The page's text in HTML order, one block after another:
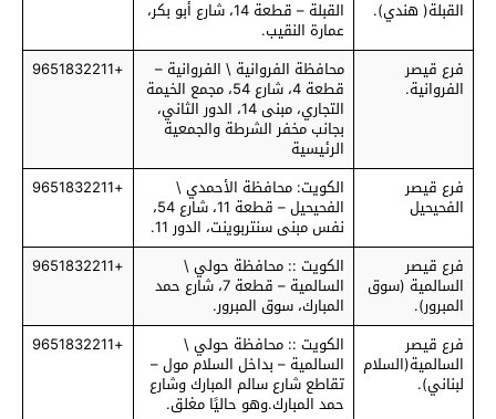
القبلة( هندي). القبلة – قطعة 14، شارع أبو بكر،
عمارة النقيب.
فرع قيصر
الفروانية.
محافظة الفروانية \ الفروانية –
قطعة 4، شارع 54، مجمع الخيمة
التجاري، مبنى 14، الدور الثاني،
بجانب مخفر الشرطة والجمعية
الرئيسية
+9651832211
فرع قيصر
الفحيحيل
الكويت: محافظة الأحمدي \
الفحيحيل – قطعة 11، شارع 54،
نفس مبنى سنتربوينت، الدور 11.
+9651832211
فرع قيصر
السالمية (سوق
المبرور).
الكويت :: محافظة حولي \
السالمية – قطعة 7، شارع حمد
المبارك، سوق المبرور.
+9651832211
فرع قيصر
السالمية(السلام
لبناني).
الكويت :: محافظة حولي \
السالمية – بداخل السلام مول –
تقاطع شارع سالم المبارك وشارع
حمد المبارك.وهو حاليًا مغلق.
+9651832211